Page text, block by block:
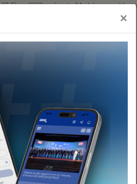
Ekim 2023 tarihinde Mısı'da
×